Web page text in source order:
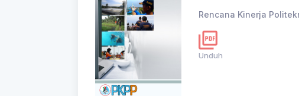
Rencana Kinerja
Unduh